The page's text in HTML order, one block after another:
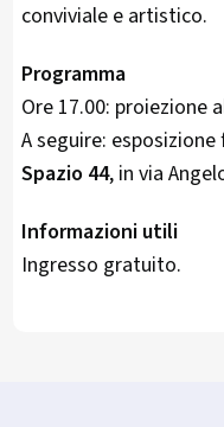
conviviale e artistico.
Programma
Ore 17.00: proiezione
A seguire:
Spazio 44, in via
Informazioni utili
Ingresso gratuito.